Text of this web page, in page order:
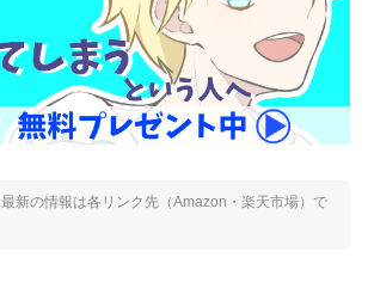
新の情報は各リンク先（Amazon・楽天市場）で